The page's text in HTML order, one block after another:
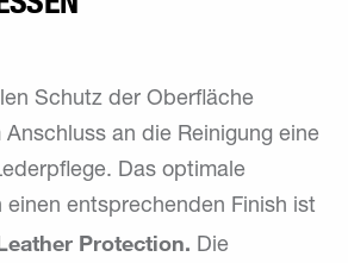
Schutz der Oberfläche
an die Reinigung eine
Das optimale
einen entsprechenden Finish ist
Protection. Die